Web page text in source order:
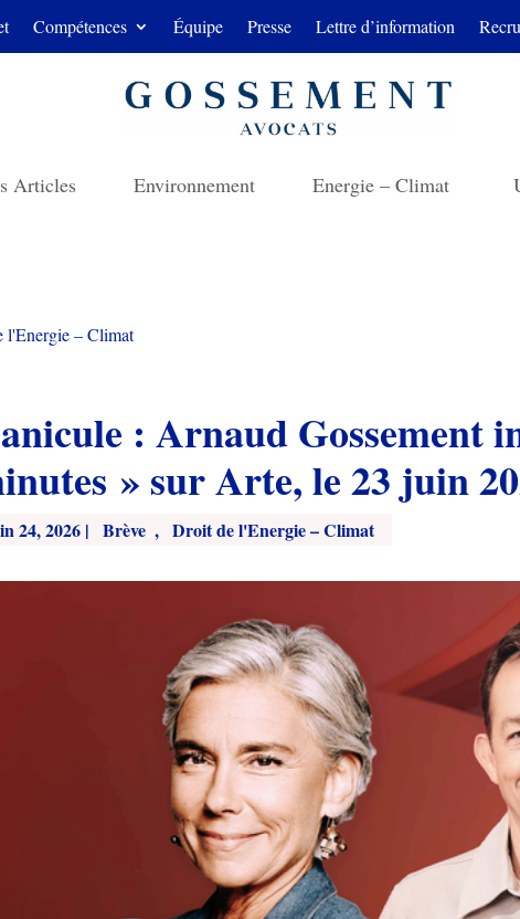
Compétences Équipe Presse Lettre d’information
Articles Environnement Energie – Climat
l'Energie – Climat
: Arnaud Gossement
» sur Arte, le 23 juin
24, 2026 | Brève , Droit de l'Energie – Climat